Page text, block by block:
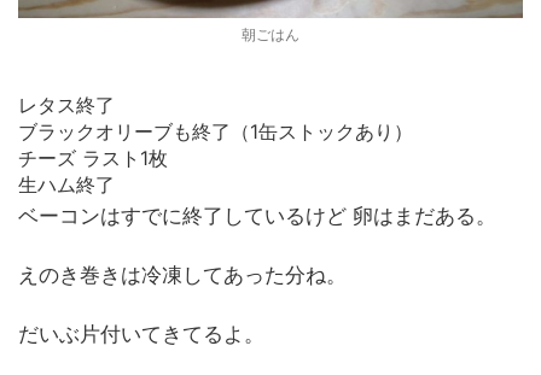
朝ごはん
レタス終了
ブラックオリーブも終了（1缶ストックあり）
チーズ ラスト1枚
生ハム終了
ベーコンはすでに終了しているけど 卵はまだある。
えのき巻きは冷凍してあった分ね。
だいぶ片付いてきてるよ。